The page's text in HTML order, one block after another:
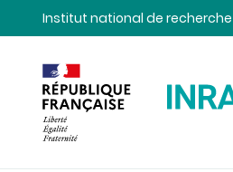
Contenu
Recherche
NavigationInstitut national de